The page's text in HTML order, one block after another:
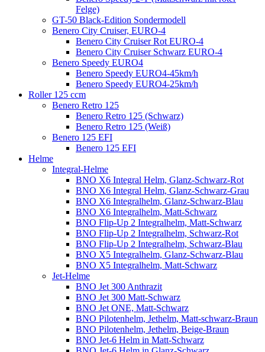
Felge)
GT-50 Black-Edition Sondermodell
Benero City Cruiser, EURO-4
Benero City Cruiser Rot EURO-4
Benero City Cruiser Schwarz EURO-4
Benero Speedy EURO4
Benero Speedy EURO4-45km/h
Benero Speedy EURO4-25km/h
Roller 125 ccm
Benero Retro 125
Benero Retro 125 (Schwarz)
Benero Retro 125 (Weiß)
Benero 125 EFI
Benero 125 EFI
Helme
Integral-Helme
BNO X6 Integral Helm, Glanz-Schwarz-Rot
BNO X6 Integral Helm, Glanz-Schwarz-Grau
BNO X6 Integralhelm, Glanz-Schwarz-Blau
BNO X6 Integralhelm, Matt-Schwarz
BNO Flip-Up 2 Integralhelm, Matt-Schwarz
BNO Flip-Up 2 Integralhelm, Schwarz-Rot
BNO Flip-Up 2 Integralhelm, Schwarz-Blau
BNO X5 Integralhelm, Glanz-Schwarz-Blau
BNO X5 Integralhelm, Matt-Schwarz
Jet-Helme
BNO Jet 300 Anthrazit
BNO Jet 300 Matt-Schwarz
BNO Jet ONE, Matt-Schwarz
BNO Pilotenhelm, Jethelm, Matt-schwarz-Braun
BNO Pilotenhelm, Jethelm, Beige-Braun
BNO Jet-6 Helm in Matt-Schwarz